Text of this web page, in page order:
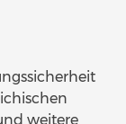
weitere